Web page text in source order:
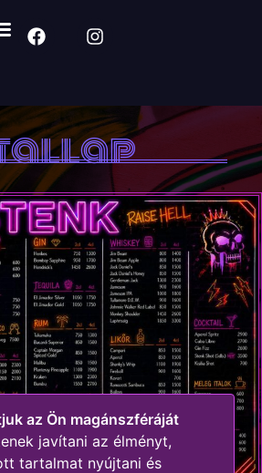
az Ön magánszféráját
javítani az élményt,
tartalmat nyújtani és